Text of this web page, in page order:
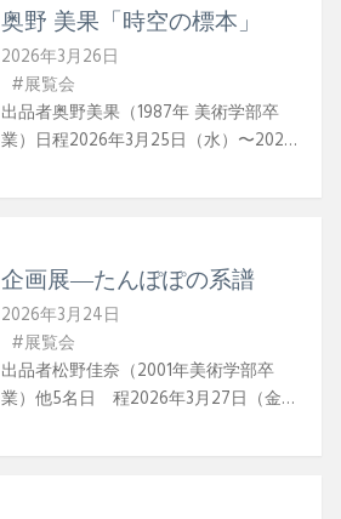
トです。2007年に京都市立芸術大学大
学院美術研究科修士課程彫刻専攻を修
了後、資生堂ギャラリーでの「第5回
Shiseido art egg」（2011年、shiseido
art egg賞受賞）、「ヨコハマトリエン
ナーレ2011―OUR MAGIC HOUR —世界
ンド）滞在（2016年）、京都市芸術新
人賞（2020年）など、京都を拠点に国
内外で発表を重ねています。 今村作
品の特徴は、空間や作品に仕掛けられ
たささやかな仕掛けを通じて、日常に
潜む感覚を研ぎ澄ませる空間にありま
色を通じて、日常に潜む感覚や記憶を
ル 春・オリーブ畑の散歩道の草むらに
ぽつんと咲く小さな花達に出逢う。夢
みる自然を銀、金、天然石でジュエリ
ーに表現いたしました。
奥野 美果「時空の標本」
2026年3月26日
#展覧会
出品者奥野美果（1987年 美術学部卒
業）日程2026年3月25日（水）〜2026
終日は16:00まで）場所＋ notion東京都
企画展―たんぽぽの系譜
2026年3月24日
#展覧会
出品者松野佳奈（2001年美術学部卒
業）他5名日 程2026年3月27日（金）
18:00（最終日17:00まで）休 廊水・木